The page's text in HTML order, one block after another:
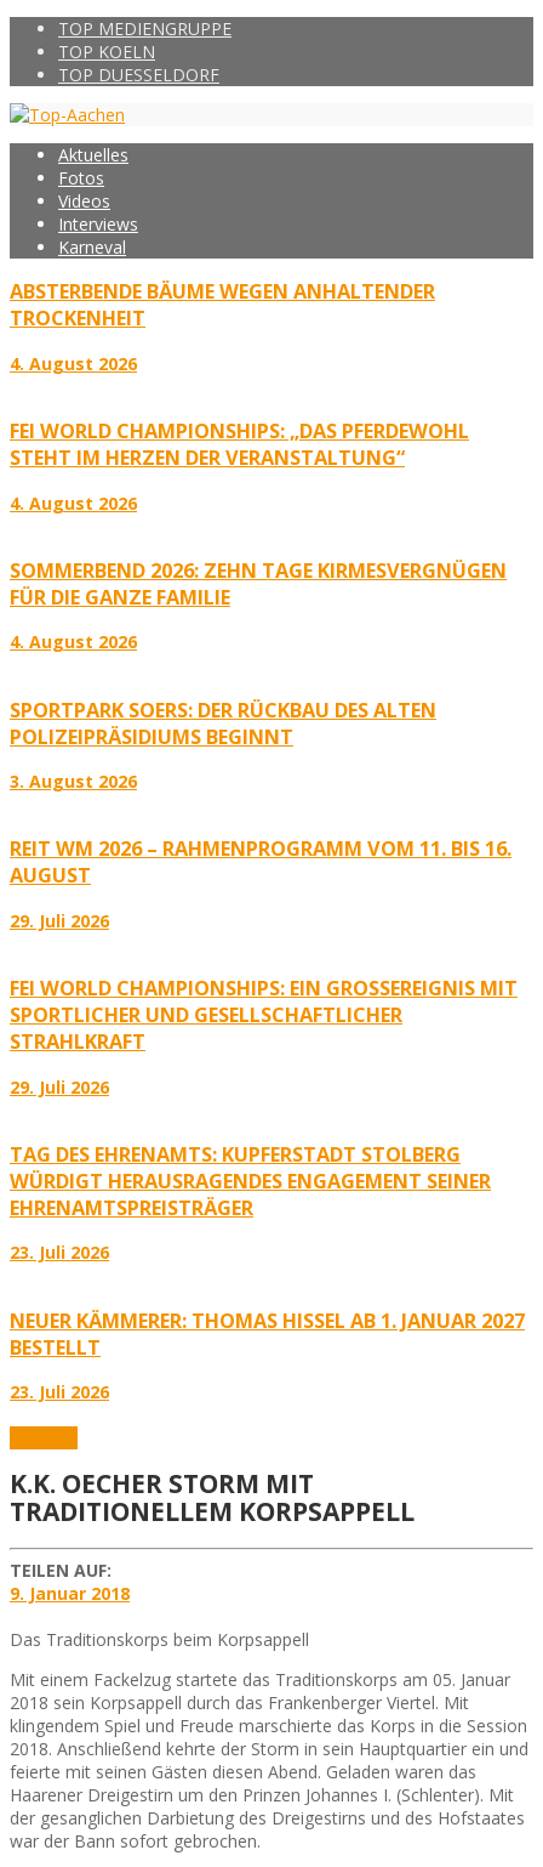
TOP MEDIENGRUPPE
TOP KOELN
TOP DUESSELDORF
Aktuelles
Fotos
Videos
Interviews
Karneval
ABSTERBENDE BÄUME WEGEN ANHALTENDER
TROCKENHEIT
4. August 2026
FEI WORLD CHAMPIONSHIPS: „DAS PFERDEWOHL
STEHT IM HERZEN DER VERANSTALTUNG“
4. August 2026
SOMMERBEND 2026: ZEHN TAGE KIRMESVERGNÜGEN
FÜR DIE GANZE FAMILIE
4. August 2026
SPORTPARK SOERS: DER RÜCKBAU DES ALTEN
POLIZEIPRÄSIDIUMS BEGINNT
3. August 2026
REIT WM 2026 – RAHMENPROGRAMM VOM 11. BIS 16.
AUGUST
29. Juli 2026
FEI WORLD CHAMPIONSHIPS: EIN GROSSEREIGNIS MIT S
PORTLICHER UND GESELLSCHAFTLICHER S
TRAHLKRAFT
29. Juli 2026
TAG DES EHRENAMTS: KUPFERSTADT STOLBERG
WÜRDIGT HERAUSRAGENDES ENGAGEMENT SEINER
EHRENAMTSPREISTRÄGER
23. Juli 2026
NEUER KÄMMERER: THOMAS HISSEL AB 1. JANUAR 2027
BESTELLT
23. Juli 2026
K.K. OECHER STORM MIT
TRADITIONELLEM KORPSAPPELL
TEILEN AUF:
9. Januar 2018
Das Traditionskorps beim Korpsappell
Mit einem Fackelzug startete das Traditionskorps am 05. Januar
2018 sein Korpsappell durch das Frankenberger Viertel. Mit
klingendem Spiel und Freude marschierte das Korps in die Session
2018. Anschließend kehrte der Storm in sein Hauptquartier ein und
feierte mit seinen Gästen diesen Abend. Geladen waren das
Haarener Dreigestirn um den Prinzen Johannes I. (Schlenter). Mit
der gesanglichen Darbietung des Dreigestirns und des Hofstaates
war der Bann sofort gebrochen.